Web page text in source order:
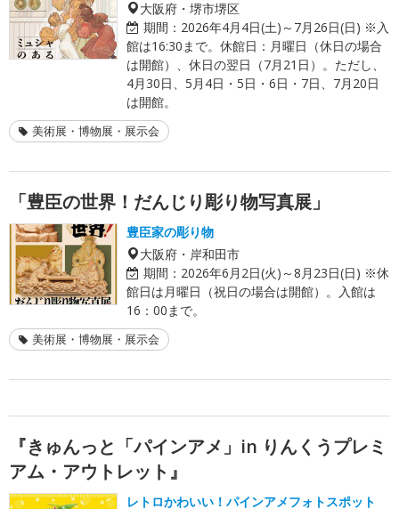
大阪府・堺市堺区
期間： 2026年4月4日(土)～7月26日(日) ※入
館は16:30まで。休館日：月曜日（休日の場合
は開館）、休日の翌日（7月21日）。ただし、
4月30日、5月4日・5日・6日・7日、7月20日
は開館。
美術展・博物展・展示会
「豊臣の世界！だんじり彫り物写真展」
豊臣家の彫り物
大阪府・岸和田市
期間： 2026年6月2日(火)～8月23日(日) ※休
館日は月曜日（祝日の場合は開館）。入館は
16：00まで。
美術展・博物展・展示会
『きゅんっと「パインアメ」in りんくうプレミ
アム・アウトレット』
レトロかわいい！パインアメフォトスポット